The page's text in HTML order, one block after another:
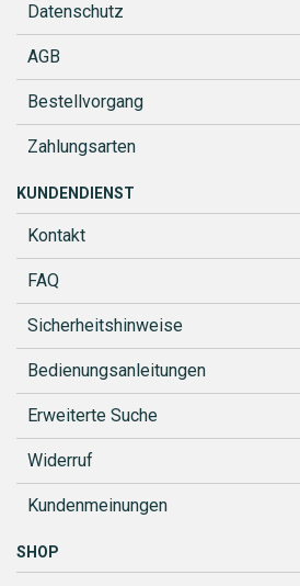
Datenschutz
AGB
Bestellvorgang
Zahlungsarten
KUNDENDIENST
Kontakt
FAQ
Sicherheitshinweise
Bedienungsanleitungen
Erweiterte Suche
Widerruf
Kundenmeinungen
SHOP